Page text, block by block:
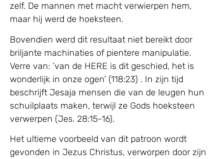
zelf. De mannen met macht verwierpen hem,
maar hij werd de hoeksteen.
Bovendien werd dit resultaat niet bereikt door
briljante machinaties of pientere manipulatie.
Verre van: ‘van de HERE is dit geschied, het is
wonderlijk in onze ogen’ (118:23) . In zijn tijd
beschrijft Jesaja mensen die van de leugen hun
schuilplaats maken, terwijl ze Gods hoeksteen
verwerpen (Jes. 28:15-16).
Het ultieme voorbeeld van dit patroon wordt
gevonden in Jezus Christus, verworpen door zijn